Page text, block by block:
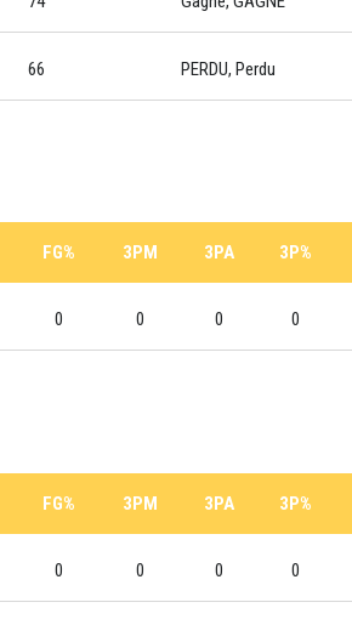
66 PERDU, Perdu
FG% 3PM 3PA 3P%
0 0 0 0
FG% 3PM 3PA 3P%
0 0 0 0